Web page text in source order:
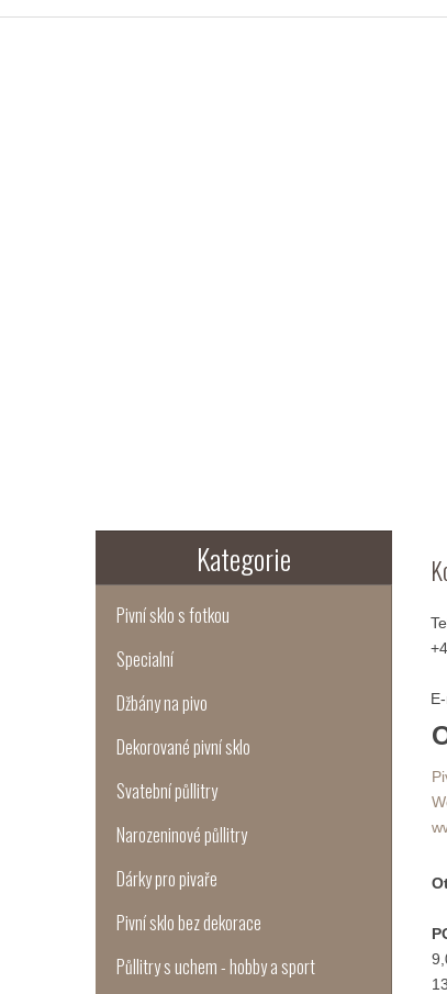
Kategorie
Pivní sklo s fotkou
Specialní
Džbány na pivo
Dekorované pivní sklo
Svatební půllitry
Narozeninové půllitry
Dárky pro pivaře
Pivní sklo bez dekorace
Půllitry s uchem - hobby a sport